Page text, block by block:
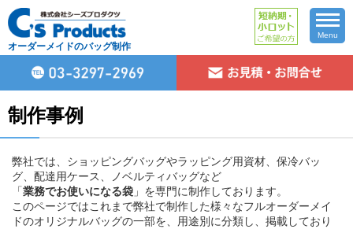
オーダーメイドのバッグ制作
Menu
制作事例
弊社では、ショッピングバッグやラッピング用資材、保冷バッ
グ、配達用ケース、ノベルティバッグなど
「業務でお使いになる袋 」を専門に制作しております。
このページではこれまで弊社で制作した様々なフルオーダーメイ
ドのオリジナルバッグの一部を、用途別に分類し、掲載しており